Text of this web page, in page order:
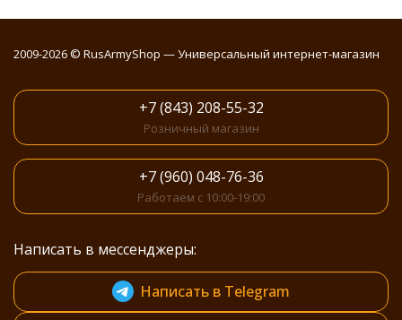
2009-2026 © RusArmyShop — Универсальный интернет-магазин
+7 (843) 208-55-32
Розничный магазин
+7 (960) 048-76-36
Работаем с 10:00-19:00
Написать в мессенджеры:
Написать в Telegram